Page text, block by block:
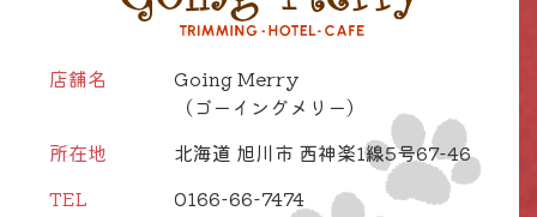
店舗名
Going Merry
（ゴーイングメリー）
所在地
北海道 旭川市 西神楽1線5号67-46
TEL
0166-66-7474